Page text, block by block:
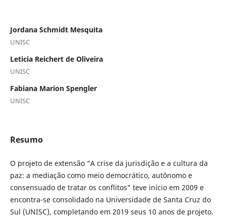
Jordana Schmidt Mesquita
UNISC
Leticia Reichert de Oliveira
UNISC
Fabiana Marion Spengler
UNISC
Resumo
O projeto de extensão “A crise da jurisdição e a cultura da
paz: a mediação como meio democrático, autônomo e
consensuado de tratar os conflitos” teve início em 2009 e
encontra-se consolidado na Universidade de Santa Cruz do
Sul (UNISC), completando em 2019 seus 10 anos de projeto.